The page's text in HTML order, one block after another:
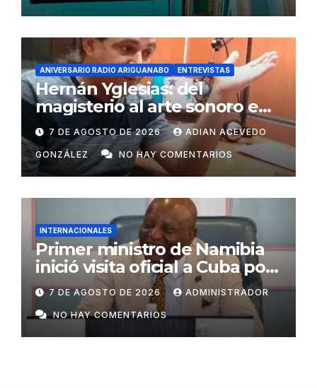
ANIVERSARIO RADIO ARIGUANABO ENTREVISTAS
Hernán Yglesias: del
magisterio al arte sonoro en
Radio Ariguanabo
7 DE AGOSTO DE 2026 ADIAN ACEVEDO
GONZÁLEZ NO HAY COMENTARIOS
INTERNACIONALES
Primer ministro de Namibia
inició visita oficial a Cuba por
invitación de Manuel Marrero
7 DE AGOSTO DE 2026 ADMINISTRADOR
NO HAY COMENTARIOS